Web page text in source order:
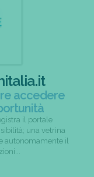
accedere
il portale
una vetrina
autonomamente il